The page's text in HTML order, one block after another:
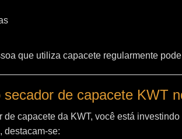
que utiliza capacete regularmente
secador de capacete KWT
de capacete da KWT, você está
destacam-se: